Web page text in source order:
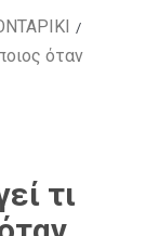
όταν
τι